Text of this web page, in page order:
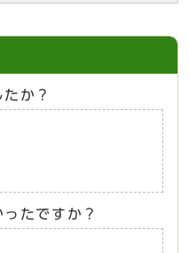
か？
たですか？